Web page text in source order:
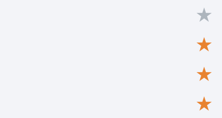
★
★
★
★